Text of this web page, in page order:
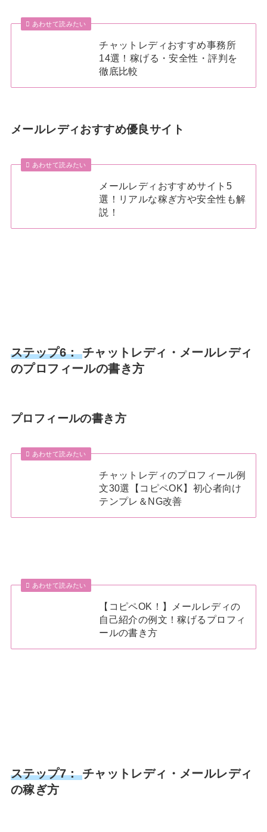
あわせて読みたい
チャットレディおすすめ事務所
14選！稼げる・安全性・評判を
徹底比較
メールレディおすすめ優良サイト
あわせて読みたい
メールレディおすすめサイト5
選！リアルな稼ぎ方や安全性も解
説！
ステップ6： チャットレディ・メールレディ
のプロフィールの書き方
プロフィールの書き方
あわせて読みたい
チャットレディのプロフィール例
文30選【コピペOK】初心者向け
テンプレ＆NG改善
あわせて読みたい
【コピペOK！】メールレディの
自己紹介の例文！稼げるプロフィ
ールの書き方
ステップ7： チャットレディ・メールレディ
の稼ぎ方